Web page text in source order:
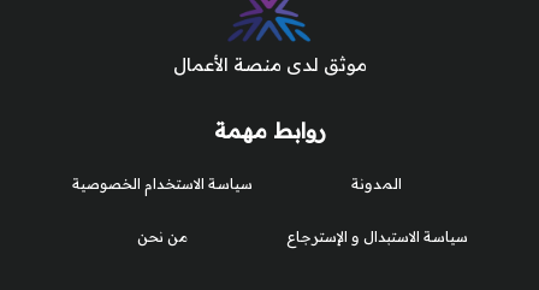
روابط مهمة
المدونة
سياسة الاستبدال و الإسترجاع
سياسة الاستخدام الخصوصية
من نحن
موثق لدى منصة الأعمال